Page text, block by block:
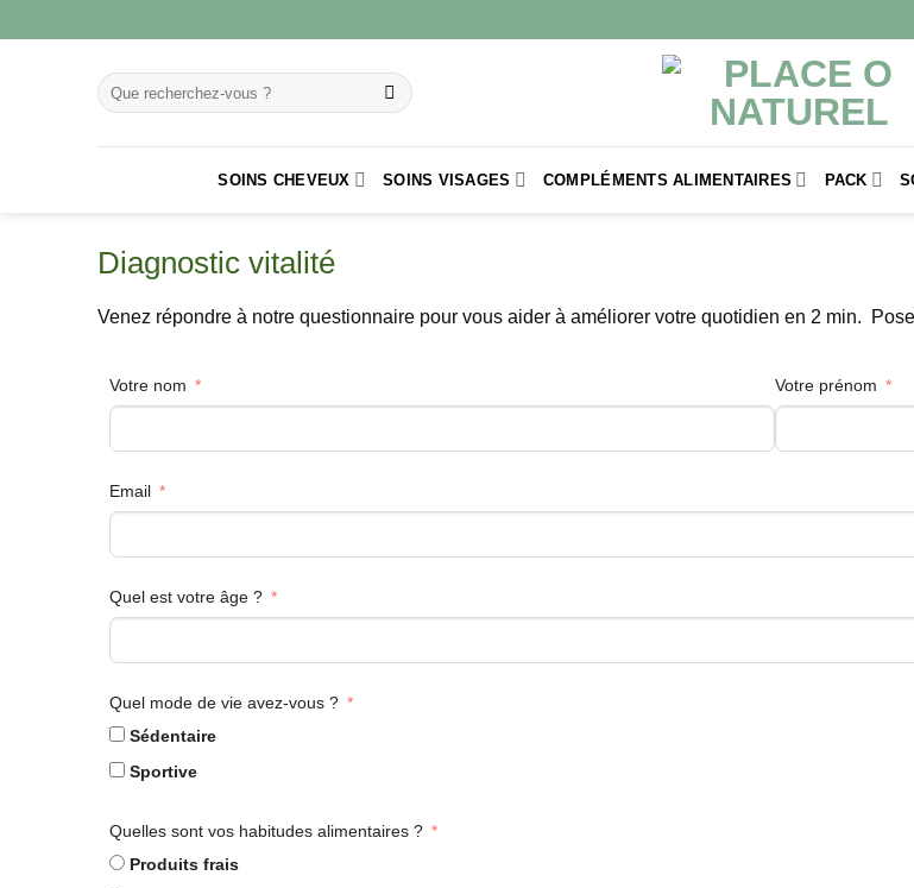
SOINS CHEVEUX SOINS VISAGES COMPLÉMENTS ALIMENTAIRES PACK
Diagnostic vitalité
Venez répondre à notre questionnaire pour vous aider à améliorer votre quotidien en 2 min.
Votre nom Votre prénom
Email
Quel est votre âge ?
Quel mode de vie avez-vous ?
Sédentaire
Sportive
Quelles sont vos habitudes alimentaires ?
Produits frais